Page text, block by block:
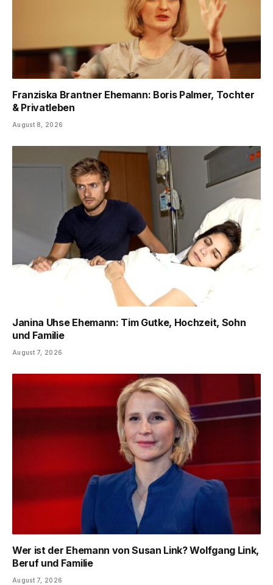
Franziska Brantner Ehemann: Boris Palmer, Tochter
& Privatleben
August 8, 2026
Janina Uhse Ehemann: Tim Gutke, Hochzeit, Sohn
und Familie
August 7, 2026
Wer ist der Ehemann von Susan Link? Wolfgang Link,
Beruf und Familie
August 7, 2026